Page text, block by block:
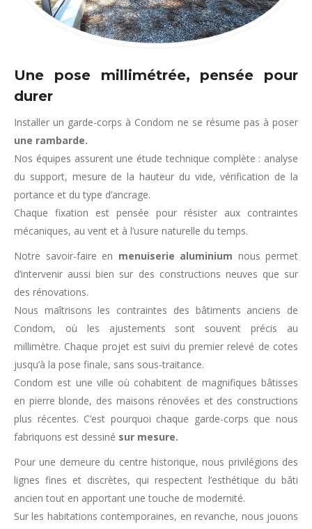
Une pose millimétrée, pensée pour
durer
Installer un garde-corps à Condom ne se résume pas à poser
une rambarde.
Nos équipes assurent une étude technique complète : analyse
du support, mesure de la hauteur du vide, vérification de la
portance et du type d’ancrage.
Chaque fixation est pensée pour résister aux contraintes
mécaniques, au vent et à l’usure naturelle du temps.
Notre savoir-faire en menuiserie aluminium nous permet
d’intervenir aussi bien sur des constructions neuves que sur
des rénovations.
Nous maîtrisons les contraintes des bâtiments anciens de
Condom, où les ajustements sont souvent précis au
millimètre. Chaque projet est suivi du premier relevé de cotes
jusqu’à la pose finale, sans sous-traitance.
Condom est une ville où cohabitent de magnifiques bâtisses
en pierre blonde, des maisons rénovées et des constructions
plus récentes. C’est pourquoi chaque garde-corps que nous
fabriquons est dessiné sur mesure.
Pour une demeure du centre historique, nous privilégions des
lignes fines et discrètes, qui respectent l’esthétique du bâti
ancien tout en apportant une touche de modernité.
Sur les habitations contemporaines, en revanche, nous jouons